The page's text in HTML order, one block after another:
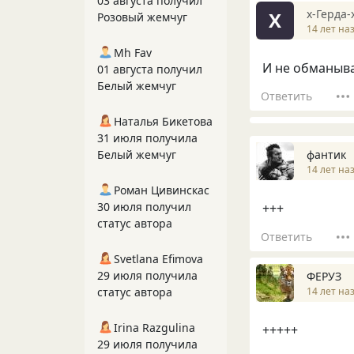
Х х-Герда-
14 лет
И не
Ответить
фантик
14 лет
+++
Ответить
ФЕРУЗ
14 лет
+++++
Розовый жемчуг
Mh Fav
01 августа получил
Белый жемчуг
Наталья Бикетова
31 июля получила
Белый жемчуг
Роман Цивинскас
30 июля получил
статус автора
Svetlana Efimova
29 июля получила
статус автора
Irina Razgulina
29 июля получила